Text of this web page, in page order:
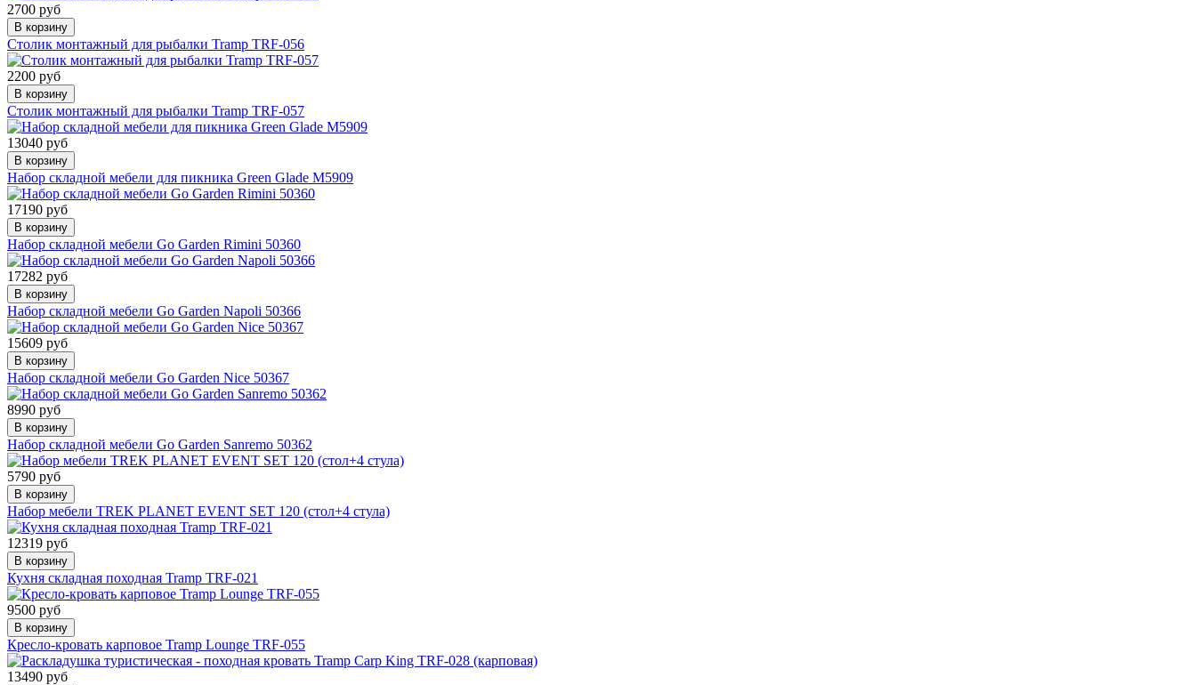
2700 руб
В корзину
Столик монтажный для рыбалки Tramp TRF-056
2200 руб
В корзину
Столик монтажный для рыбалки Tramp TRF-057
13040 руб
В корзину
Набор складной мебели для пикника Green Glade M5909
17190 руб
В корзину
Набор складной мебели Go Garden Rimini 50360
17282 руб
В корзину
Набор складной мебели Go Garden Napoli 50366
15609 руб
В корзину
Набор складной мебели Go Garden Nice 50367
8990 руб
В корзину
Набор складной мебели Go Garden Sanremo 50362
5790 руб
В корзину
Набор мебели TREK PLANET EVENT SET 120 (стол+4 стула)
12319 руб
В корзину
Кухня складная походная Tramp TRF-021
9500 руб
В корзину
Кресло-кровать карповое Tramp Lounge TRF-055
13490 руб